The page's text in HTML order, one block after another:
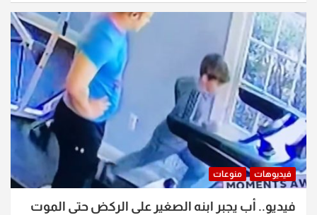
فيديوهات منوعات
فيديو.. أب يجبر ابنه الصغير على الركض حتى الموت